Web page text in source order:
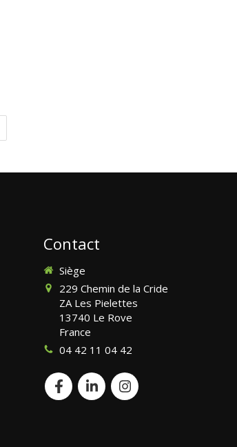
Contact
Siège
229 Chemin de la Cride
ZA Les Pielettes
13740 Le Rove
France
04 42 11 04 42